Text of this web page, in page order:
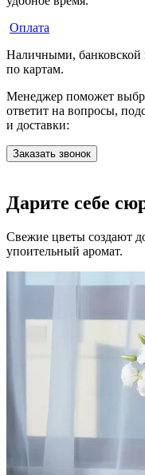
Оплата
Наличными, банковской
по картам.
Менеджер поможет
ответит на вопросы,
и доставки:
Заказать звонок
Дарите себе
Свежие цветы создают
упоительный аромат.